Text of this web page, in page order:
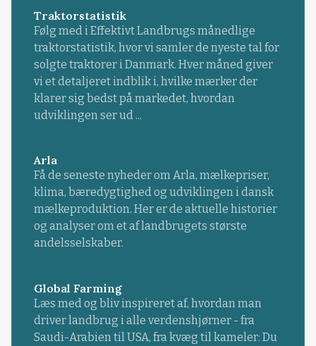
Traktorstatistik
Følg med i Effektivt Landbrugs månedlige
traktorstatistik, hvor vi samler de nyeste tal for
solgte traktorer i Danmark. Hver måned giver
vi et detaljeret indblik i, hvilke mærker der
klarer sig bedst på markedet, hvordan
udviklingen ser ud ...
Arla
Få de seneste nyheder om Arla, mælkepriser,
klima, bæredygtighed og udviklingen i dansk
mælkeproduktion. Her er de aktuelle historier
og analyser om et af landbrugets største
andelsselskaber.
Global Farming
Læs med og bliv inspireret af, hvordan man
driver landbrug i alle verdenshjørner - fra
Saudi-Arabien til USA, fra kvæg til kameler: Du